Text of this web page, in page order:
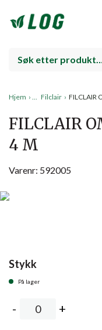
Hjem › Filclair › FILCLAIR
FILCLAIR
4 M
Varenr: 592005
Stykk
På lager